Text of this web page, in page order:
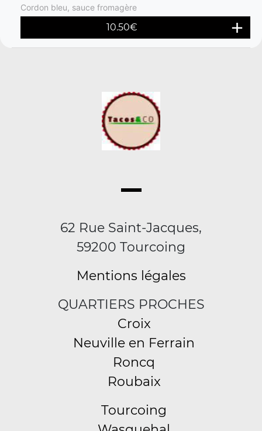
Cordon bleu, sauce fromagère
10.50€
62 Rue Saint-Jacques,
59200 Tourcoing
Mentions légales
QUARTIERS PROCHES
Croix
Neuville en Ferrain
Roncq
Roubaix
Tourcoing